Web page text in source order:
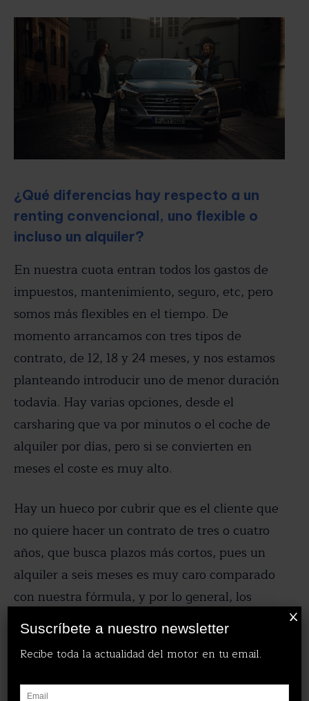
¿Qué diferencias hay respecto a un
renting convencional, uno flexible o
incluso un alquiler?
En nuestra cuota entran todos los gastos de
impuestos, mantenimiento, seguro, etc, pero
somos más flexibles en el tiempo. De
momento arrancamos con tres tipos de
contrato, de 12, 18 y 24 meses, y nos estamos
planteando introducir uno de menor duración
todavía. Hay varias opciones, desde el
carsharing que va por minutos o el coche de
alquiler por días, pero si se convierten en
meses el coste es muy alto.
Hay un hueco por cubrir que es el cliente que
no quiere hacer un contrato de tres o cuatro
años, que busca plazos más cortos, pues un
alquiler a seis meses es muy caro comparado
con nuestra fórmula, y por lo general, los
operadores de renting trabajan por encima de
¿Estarán disponibles todos los
Suscríbete a nuestro newsletter
Recibe toda la actualidad del motor en tu email.
X